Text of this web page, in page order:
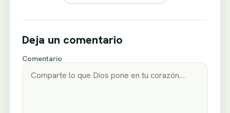
Deja un comentario
Comentario